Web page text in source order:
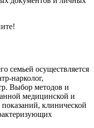
семьей осуществляется
нарколог,
Выбор методов и
медицинской и
клинической